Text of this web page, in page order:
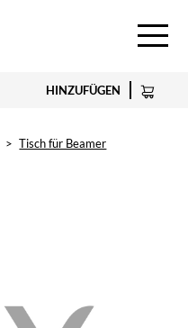
HINZUFÜGEN
> Tisch für Beamer